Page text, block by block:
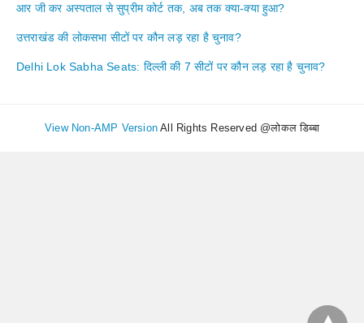
आर जी कर अस्पताल से सुप्रीम कोर्ट तक, अब तक क्या-क्या हुआ?
उत्तराखंड की लोकसभा सीटों पर कौन लड़ रहा है चुनाव?
Delhi Lok Sabha Seats: दिल्ली की 7 सीटों पर कौन लड़ रहा है चुनाव?
View Non-AMP Version All Rights Reserved @लोकल डिब्बा